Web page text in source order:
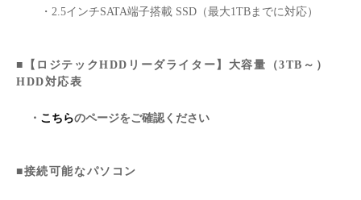
・2.5インチSATA端子搭載 SSD（最大1TBまでに対応）
■【ロジテックHDDリーダライター】大容量（3TB～）
HDD対応表
・ こちらのページをご確認ください
■接続可能なパソコン